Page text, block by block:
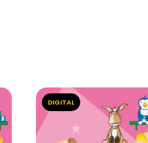
DIGITAL